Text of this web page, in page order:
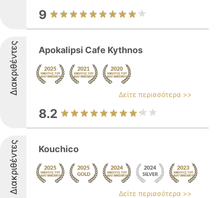
9
Διακριθέντες Apokalipsi Cafe Kythnos
Δείτε περισσότερα >>
8.2
Διακριθέντες Kouchico
Δείτε περισσότερα >>